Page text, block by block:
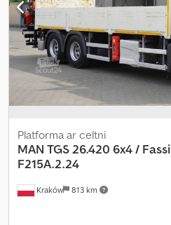
Kraków 813 km
Platforma ar celtni
MAN TGS 26.420 6x4 / Fassi
F215A.2.24